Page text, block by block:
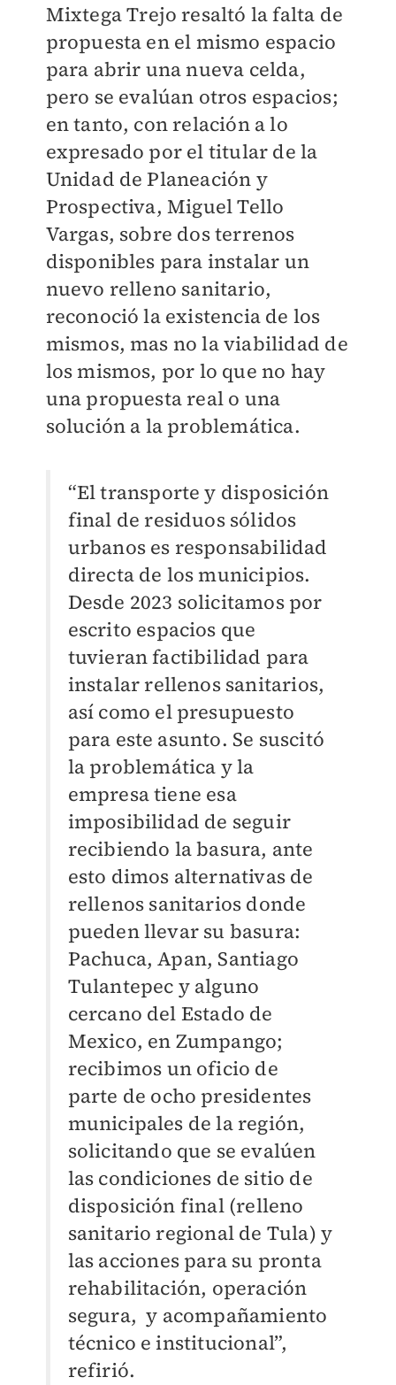
Mixtega Trejo resaltó la falta de
propuesta en el mismo espacio
para abrir una nueva celda,
pero se evalúan otros espacios;
en tanto, con relación a lo
expresado por el titular de la
Unidad de Planeación y
Prospectiva, Miguel Tello
Vargas, sobre dos terrenos
disponibles para instalar un
nuevo relleno sanitario,
reconoció la existencia de los
mismos, mas no la viabilidad de
los mismos, por lo que no hay
una propuesta real o una
solución a la problemática.
“El transporte y disposición
final de residuos sólidos
urbanos es responsabilidad
directa de los municipios.
Desde 2023 solicitamos por
escrito espacios que
tuvieran factibilidad para
instalar rellenos sanitarios,
así como el presupuesto
para este asunto. Se suscitó
la problemática y la
empresa tiene esa
imposibilidad de seguir
recibiendo la basura, ante
esto dimos alternativas de
rellenos sanitarios donde
pueden llevar su basura:
Pachuca, Apan, Santiago
Tulantepec y alguno
cercano del Estado de
Mexico, en Zumpango;
recibimos un oficio de
parte de ocho presidentes
municipales de la región,
solicitando que se evalúen
las condiciones de sitio de
disposición final (relleno
sanitario regional de Tula) y
las acciones para su pronta
rehabilitación, operación
segura, y acompañamiento
técnico e institucional”,
refirió.